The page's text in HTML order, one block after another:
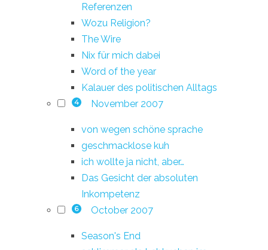
Referenzen
Wozu Religion?
The Wire
Nix für mich dabei
Word of the year
Kalauer des politischen Alltags
4 November 2007
von wegen schöne sprache
geschmacklose kuh
ich wollte ja nicht, aber…
Das Gesicht der absoluten
Inkompetenz
6 October 2007
Season's End